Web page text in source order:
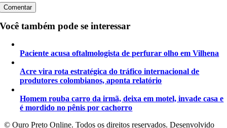
Você também pode se interessar
Paciente acusa oftalmologista de perfurar olho em Vilhena
Acre vira rota estratégica do tráfico internacional de
produtores colombianos, aponta relatório
Homem rouba carro da irmã, deixa em motel, invade casa e
é mordido no pênis por cachorro
©️ Ouro Preto Online. Todos os direitos reservados. Desenvolvido